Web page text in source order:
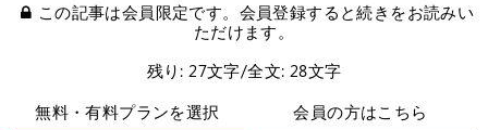
この記事は会員限定です。会員登録すると続きをお読みい
ただけます。
残り: 27文字/全文: 28文字
無料・有料プランを選択
会員の方はこちら